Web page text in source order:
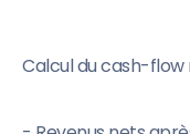
Calcul du cash-flow